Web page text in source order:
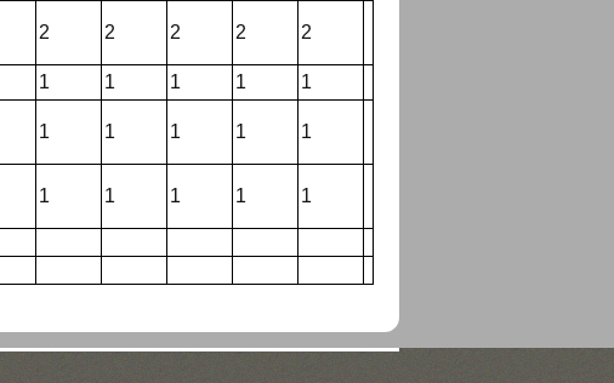
2 2 2 2 2
1 1 1 1 1
1 1 1 1 1
1 1 1 1 1